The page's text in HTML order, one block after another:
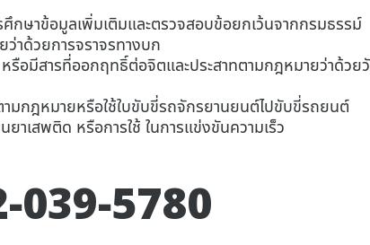
กษาข้อมูลเพิ่มเติมและตรวจสอบข้อยกเว้นจากกรมธรรม์
าด้วยการจราจรทางบก
อมีสารที่ออกฤทธิ์ต่อจิตและประสาทตามกฎหมายว่าด้วย
มกฎหมายหรือใช้ใบขับขี่รถจักรยานยนต์ไปขับขี่รถยนต์
เสพติด หรือการใช้ ในการแข่งขันความเร็ว
039-5780